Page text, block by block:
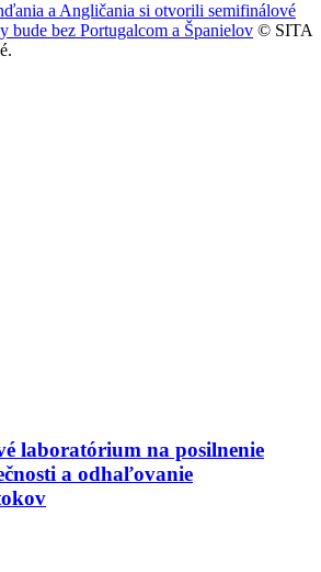
a Angličania si otvorili semifinálové
bude bez Portugalcom a Španielov © SITA
laboratórium na posilnenie
a odhaľovanie